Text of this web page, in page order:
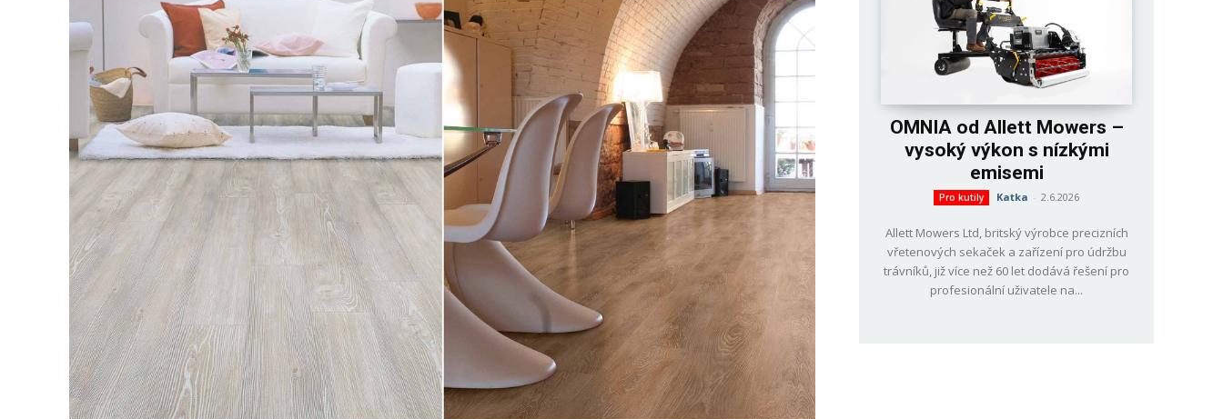
OMNIA od Allett Mowers –
vysoký výkon s nízkými
emisemi
Pro kutily Katka - 2.6.2026
Allett Mowers Ltd, britský výrobce precizních
vřetenových sekaček a zařízení pro údržbu
trávníků, již více než 60 let dodává řešení pro
profesionální uživatele na...